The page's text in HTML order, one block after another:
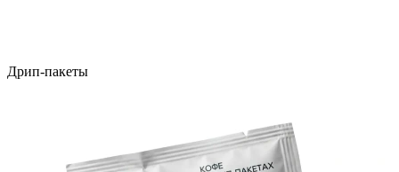
Дрип-пакеты